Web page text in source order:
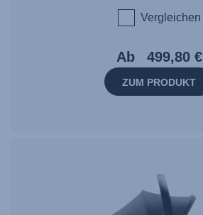
Vergleichen
Ab 499,80 €
ZUM PRODUKT